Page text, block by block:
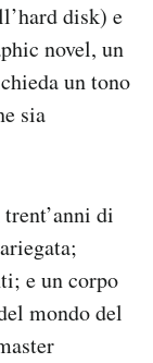
disk) e
novel, un
un tono
sia
di
e un corpo
mondo del